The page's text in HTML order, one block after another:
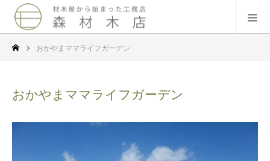
おかやまママライフガーデン
おかやまママライフガーデン